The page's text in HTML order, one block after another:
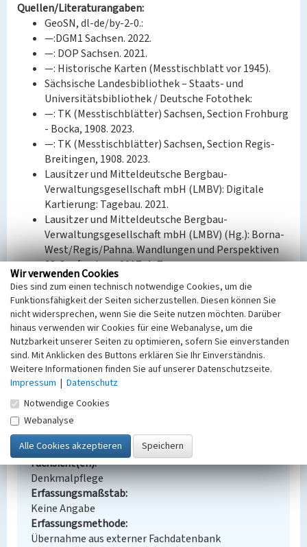
Quellen/Literaturangaben:
GeoSN, dl-de/by-2-0.:
—:DGM1 Sachsen. 2022.
—: DOP Sachsen. 2021.
—: Historische Karten (Messtischblatt vor 1945).
Sächsische Landesbibliothek – Staats- und
Universitätsbibliothek / Deutsche Fotothek:
—: TK (Messtischblätter) Sachsen, Section Frohburg
- Bocka, 1908. 2023.
—: TK (Messtischblätter) Sachsen, Section Regis-
Breitingen, 1908. 2023.
Lausitzer und Mitteldeutsche Bergbau-
Verwaltungsgesellschaft mbH (LMBV): Digitale
Kartierung: Tagebau. 2021.
Lausitzer und Mitteldeutsche Bergbau-
Verwaltungsgesellschaft mbH (LMBV) (Hg.): Borna-
West/Regis/Pahna. Wandlungen und Perspektiven
23. Senftenberg 2017, 4–7
Bauherr / Auftraggeber:
--
BKM-Nummer:30400121
Tagebau Kraft I (teilw.)
Schlagwörter
Tagebau
Ort
Thräna
Fachsicht(en)
Denkmalpflege
Erfassungsmaßstab
Keine Angabe
Erfassungsmethode
Übernahme aus externer Fachdatenbank
Wir verwenden Cookies
Dies sind zum einen technisch notwendige Cookies, um die
Funktionsfähigkeit der Seiten sicherzustellen. Diesen können Sie
nicht widersprechen, wenn Sie die Seite nutzen möchten. Darüber
hinaus verwenden wir Cookies für eine Webanalyse, um die
Nutzbarkeit unserer Seiten zu optimieren, sofern Sie einverstanden
sind. Mit Anklicken des Buttons erklären Sie Ihr Einverständnis.
Weitere Informationen finden Sie auf unserer Datenschutzseite.
Impressum | Datenschutz
Notwendige Cookies
Webanalyse